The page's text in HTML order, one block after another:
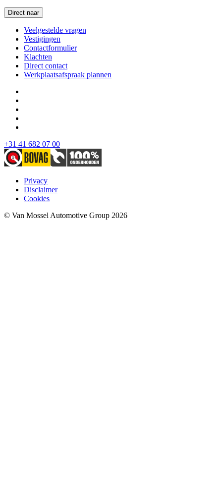
Direct naar
Veelgestelde vragen
Vestigingen
Contactformulier
Klachten
Direct contact
Werkplaatsafspraak plannen
+31 41 682 07 00
Privacy
Disclaimer
Cookies
© Van Mossel Automotive Group 2026